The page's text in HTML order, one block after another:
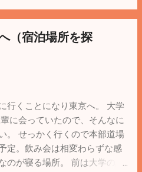
ICALアドレスを入力すれば完
レスをメールで送ってiPod
「照会するカレンダーとして
おくといいかも。icalアドレス
メンテナンスするようにしよ
ずつiPod touchが使いやすく
（2011/03/11 追記） 「日本
で指定しなくてもGoogle
理画面から追加できる。あと、
の方法 その他のパラメータの
[AllAbount]MySQLのチューニ
役に立ちそうなSiteを見つけ
きる、MySQLのメモリ関係の
（宿泊場所を探
行くことになり東京へ。 大学
に会っていたので、そんなに
。 せっかく行くので本部道場
定。飲み会は相変わらずな感
のが寝る場所。 前は大学の講